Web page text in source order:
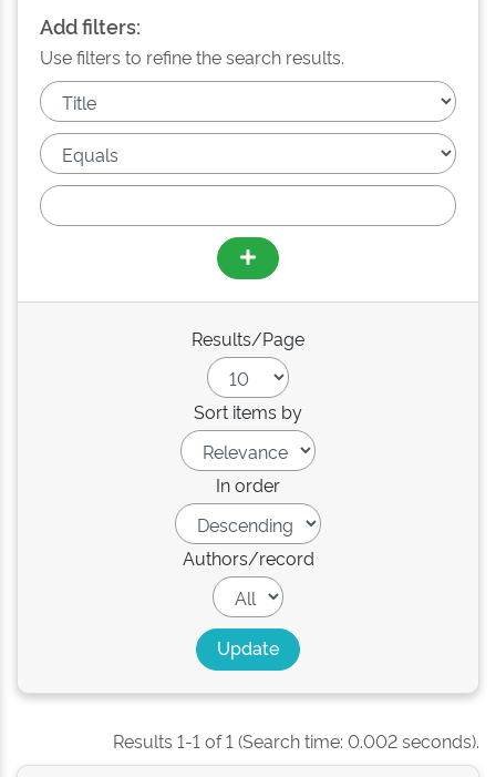
Add filters:
Use filters to refine the search results.
Results/Page
Sort items by
In order
Authors/record
Results 1-1 of 1 (Search time: 0.002 seconds).